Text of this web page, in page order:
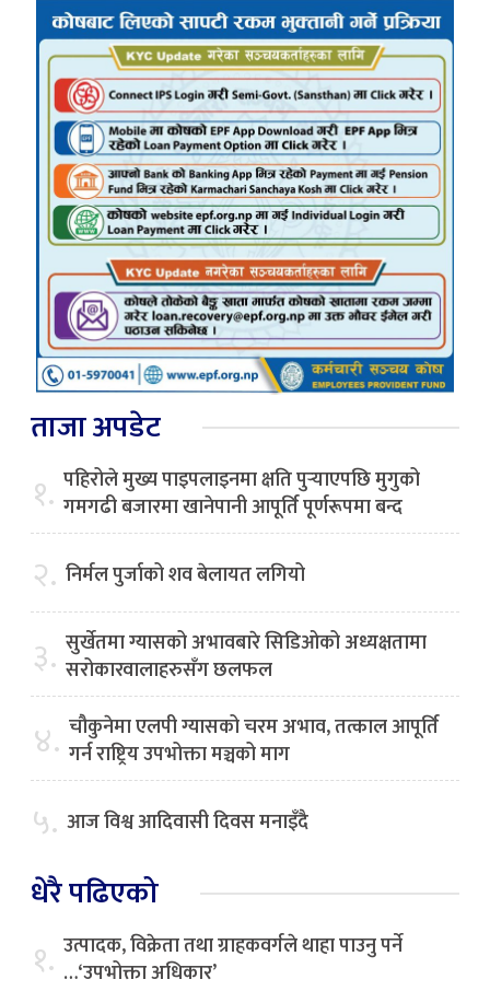
ताजा अपडेट
१. पहिरोले मुख्य पाइपलाइनमा क्षति पुर्‍याएपछि मुगुको
गमगढी बजारमा खानेपानी आपूर्ति पूर्णरूपमा बन्द
२. निर्मल पुर्जाको शव बेलायत लगियो
३. सुर्खेतमा ग्यासको अभावबारे सिडिओको अध्यक्षतामा
सरोकारवालाहरुसँग छलफल
४. चौकुनेमा एलपी ग्यासको चरम अभाव, तत्काल आपूर्ति
गर्न राष्ट्रिय उपभोक्ता मञ्चको माग
५. आज विश्व आदिवासी दिवस मनाइँदै
धेरै पढिएको
१. उत्पादक, विक्रेता तथा ग्राहकवर्गले थाहा पाउनु पर्ने
…‘उपभोक्ता अधिकार’